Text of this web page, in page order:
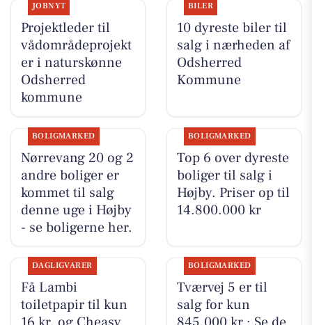
JOBNYT
Projektleder til
vådområdeprojekt
er i naturskønne
Odsherred
kommune
BILER
10 dyreste biler til
salg i nærheden af
Odsherred
Kommune
BOLIGMARKED
Nørrevang 20 og 2
andre boliger er
kommet til salg
denne uge i Højby
- se boligerne her.
BOLIGMARKED
Top 6 over dyreste
boliger til salg i
Højby. Priser op til
14.800.000 kr
DAGLIGVARER
Få Lambi
toiletpapir til kun
BOLIGMARKED
Tværvej 5 er til
salg for kun